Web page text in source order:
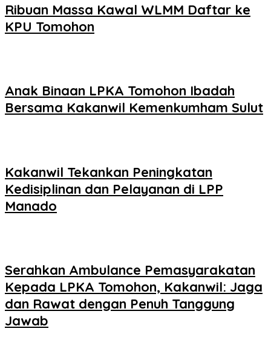
Ribuan Massa Kawal WLMM Daftar ke
KPU Tomohon
Anak Binaan LPKA Tomohon Ibadah
Bersama Kakanwil Kemenkumham Sulut
Kakanwil Tekankan Peningkatan
Kedisiplinan dan Pelayanan di LPP
Manado
Serahkan Ambulance Pemasyarakatan
Kepada LPKA Tomohon, Kakanwil: Jaga
dan Rawat dengan Penuh Tanggung
Jawab